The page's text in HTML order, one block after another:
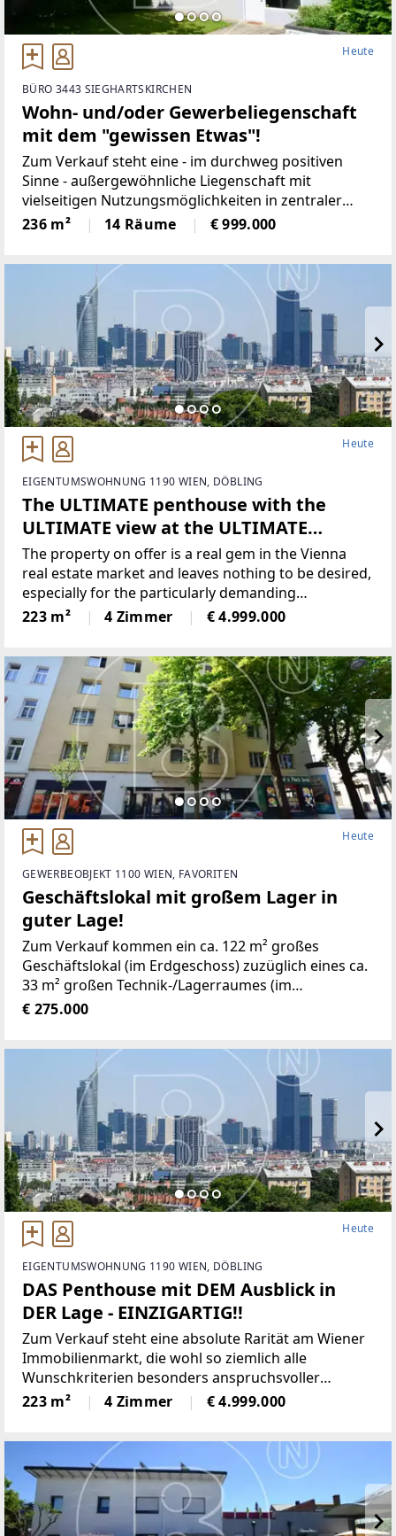
Heute
BÜRO 3443 SIEGHARTSKIRCHEN
Wohn- und/oder Gewerbeliegenschaft
mit dem "gewissen Etwas"!
Zum Verkauf steht eine - im durchweg positiven
Sinne - außergewöhnliche Liegenschaft mit
vielseitigen Nutzungsmöglichkeiten in zentraler
Lage von Sieghartskirchen.Die Marktgemeinde mit
ca. 7.800 Einwohnern bietet
236 m² 14 Räume € 999.000
Heute
EIGENTUMSWOHNUNG 1190 WIEN, DÖBLING
The ULTIMATE penthouse with the
ULTIMATE view at the ULTIMATE
location - ABSOLUTELY UNIQUE!
The property on offer is a real gem in the Vienna
real estate market and leaves nothing to be desired,
especially for the particularly demanding
prospective customers.Situated at an absolutely top
location in Vienna's noble 19th
223 m² 4 Zimmer € 4.999.000
Heute
GEWERBEOBJEKT 1100 WIEN, FAVORITEN
Geschäftslokal mit großem Lager in
guter Lage!
Zum Verkauf kommen ein ca. 122 m² großes
Geschäftslokal (im Erdgeschoss) zuzüglich eines ca.
33 m² großen Technik-/Lagerraumes (im
Kellergeschoss) in mittlerer Frequenzlage
€ 275.000
Heute
EIGENTUMSWOHNUNG 1190 WIEN, DÖBLING
DAS Penthouse mit DEM Ausblick in
DER Lage - EINZIGARTIG!!
Zum Verkauf steht eine absolute Rarität am Wiener
Immobilienmarkt, die wohl so ziemlich alle
Wunschkriterien besonders anspruchsvoller
Interessenten erfüllt: Absolute Bestlage im
exklusiven 19. Bezirk (Döbling).Spektakuläre
223 m² 4 Zimmer € 4.999.000